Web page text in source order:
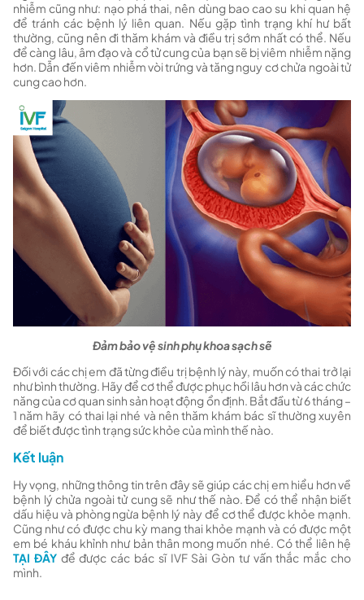
nhiễm cũng như: nạo phá thai, nên dùng bao cao su khi quan hệ
để tránh các bệnh lý liên quan. Nếu gặp tình trạng khí hư bất
thường, cũng nên đi thăm khám và điều trị sớm nhất có thể. Nếu
để càng lâu, âm đạo và cổ tử cung của bạn sẽ bị viêm nhiễm nặng
hơn. Dẫn đến viêm nhiễm vòi trứng và tăng nguy cơ chửa ngoài tử
cung cao hơn.
Đảm bảo vệ sinh phụ khoa sạch sẽ
Đối với các chị em đã từng điều trị bệnh lý này, muốn có thai trở lại
như bình thường. Hãy để cơ thể được phục hồi lâu hơn và các chức
năng của cơ quan sinh sản hoạt động ổn định. Bắt đầu từ 6 tháng –
1 năm hãy có thai lại nhé và nên thăm khám bác sĩ thường xuyên
để biết được tình trạng sức khỏe của mình thế nào.
Kết luận
Hy vọng, những thông tin trên đây sẽ giúp các chị em hiểu hơn về
bệnh lý chửa ngoài tử cung sẽ như thế nào. Để có thể nhận biết
dấu hiệu và phòng ngừa bệnh lý này để cơ thể được khỏe mạnh.
Cũng như có được chu kỳ mang thai khỏe mạnh và có được một
em bé kháu khỉnh như bản thân mong muốn nhé. Có thể liên hệ
TẠI ĐÂYđể được các bác sĩ IVF Sài Gòn tư vấn thắc mắc cho
mình.